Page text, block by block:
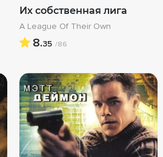
Их собственная лига
A League Of Their Own
8.35 /86